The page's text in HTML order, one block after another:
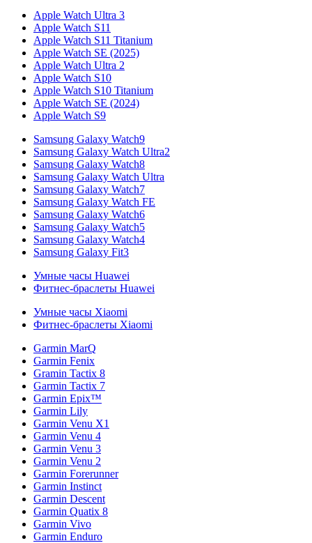
Apple Watch Ultra 3
Apple Watch S11
Apple Watch S11 Titanium
Apple Watch SE (2025)
Apple Watch Ultra 2
Apple Watch S10
Apple Watch S10 Titanium
Apple Watch SE (2024)
Apple Watch S9
Samsung Galaxy Watch9
Samsung Galaxy Watch Ultra2
Samsung Galaxy Watch8
Samsung Galaxy Watch Ultra
Samsung Galaxy Watch7
Samsung Galaxy Watch FE
Samsung Galaxy Watch6
Samsung Galaxy Watch5
Samsung Galaxy Watch4
Samsung Galaxy Fit3
Умные часы Huawei
Фитнес-браслеты Huawei
Умные часы Xiaomi
Фитнес-браслеты Xiaomi
Garmin MarQ
Garmin Fenix
Gramin Tactix 8
Garmin Tactix 7
Garmin Epix™
Garmin Lily
Garmin Venu X1
Garmin Venu 4
Garmin Venu 3
Garmin Venu 2
Garmin Forerunner
Garmin Instinct
Garmin Descent
Garmin Quatix 8
Garmin Vivo
Garmin Enduro